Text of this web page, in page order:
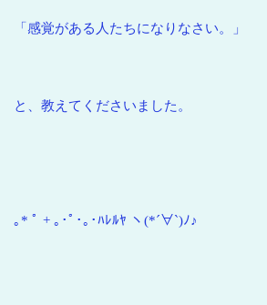
「感覚がある人たちになりなさい。」
と、教えてくださいました。
｡* ﾟ + ｡･ﾟ･｡･ﾊﾚﾙﾔ ヽ(*´∀`)ﾉ♪